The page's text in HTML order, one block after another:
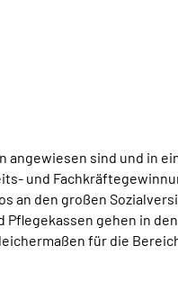
sind und in
und
an den großen
gehen in
für die